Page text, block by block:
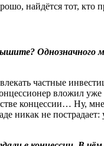
найдётся тот, кто
частные
концессии… Ну,
не